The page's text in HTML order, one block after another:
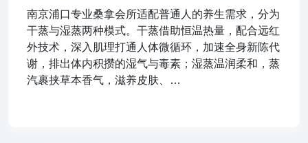
南京浦口专业桑拿会所适配普通人的养生需求，分为
干蒸与湿蒸两种模式。干蒸借助恒温热量，配合远红
外技术，深入肌理打通人体微循环，加速全身新陈代
谢，排出体内积攒的湿气与毒素；湿蒸温润柔和，蒸
汽裹挟草本香气，滋养皮肤、…